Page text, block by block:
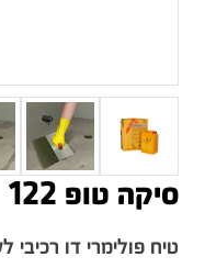
סיקה טופ 122
טיח פולימרי דו רכיבי